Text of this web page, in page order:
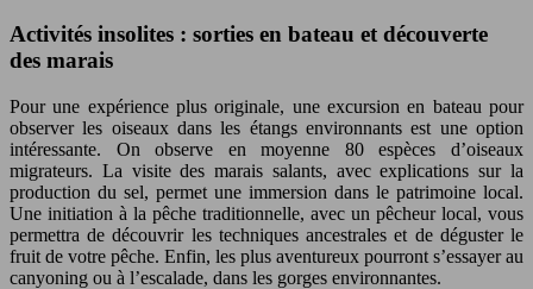
Activités insolites : sorties en bateau et découverte
des marais
Pour une expérience plus originale, une excursion en bateau pour
observer les oiseaux dans les étangs environnants est une option
intéressante. On observe en moyenne 80 espèces d’oiseaux
migrateurs. La visite des marais salants, avec explications sur la
production du sel, permet une immersion dans le patrimoine local.
Une initiation à la pêche traditionnelle, avec un pêcheur local, vous
permettra de découvrir les techniques ancestrales et de déguster le
fruit de votre pêche. Enfin, les plus aventureux pourront s’essayer au
canyoning ou à l’escalade, dans les gorges environnantes.